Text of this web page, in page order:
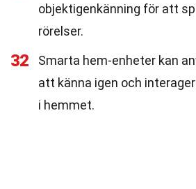
objektigenkänning för att
rörelser.
32
Smarta hem-enheter kan
att känna igen och
i hemmet.